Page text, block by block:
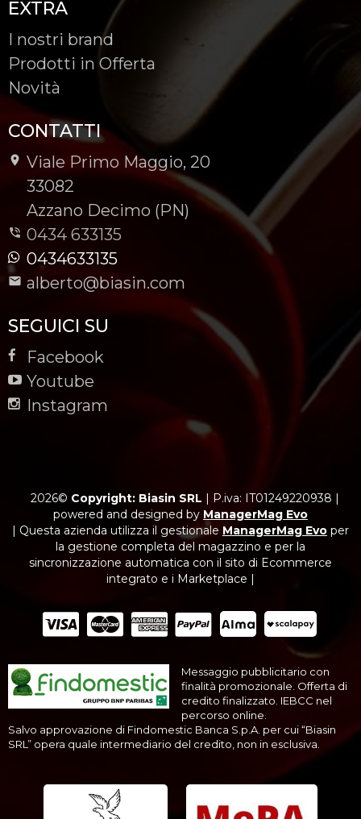
EXTRA
I nostri brand
Prodotti in Offerta
Novità
CONTATTI
Viale Primo Maggio, 20
-
33082
-
Azzano Decimo (PN)
0434 633135
0434633135
alberto@biasin.com
SEGUICI SU
Facebook
Youtube
Instagram
2026© Copyright: Biasin SRL | P.iva: IT01249220938 |
powered and designed by ManagerMag Evo
| Questa azienda utilizza il gestionale ManagerMag Evo per
la gestione completa del magazzino e per la
sincronizzazione automatica con il sito di Ecommerce
integrato e i Marketplace |
Messaggio pubblicitario con
finalità promozionale. Offerta di
credito finalizzato. IEBCC nel
percorso online.
Salvo approvazione di Findomestic Banca S.p.A. per cui “Biasin
SRL” opera quale intermediario del credito, non in esclusiva.